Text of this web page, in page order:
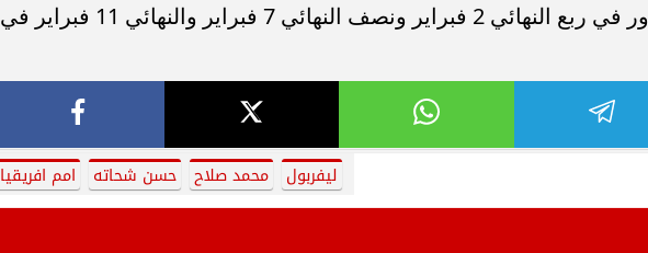
يستطيع المشاركة في دور في ربع النهائي 2 فبراير ونصف النهائي 7 فبراير والنهائي 11 فبراير في
ليفربول محمد صلاح حسن شحاته امم افريقيا